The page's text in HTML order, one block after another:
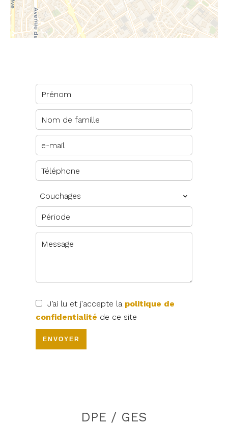
Couchages
J’ai lu et j'accepte la politique de
confidentialité de ce site
ENVOYER
DPE / GES